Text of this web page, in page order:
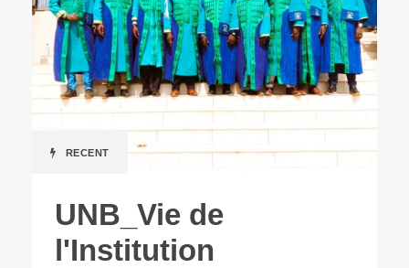
RECENT
UNB_Vie de
l'Institution